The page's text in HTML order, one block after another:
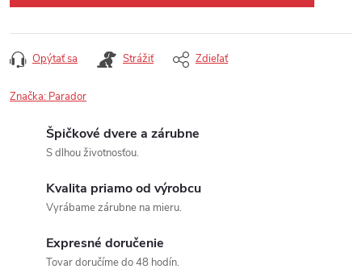
Opýtať sa Strážiť Zdieľať
Značka: Parador
Špičkové dvere a zárubne
S dlhou životnosťou.
Kvalita priamo od výrobcu
Vyrábame zárubne na mieru.
Expresné doručenie
Tovar doručíme do 48 hodín.